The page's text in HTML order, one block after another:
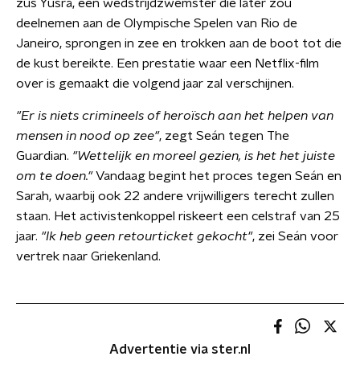
zus Yusra, een wedstrijdzwemster die later zou
deelnemen aan de Olympische Spelen van Rio de
Janeiro, sprongen in zee en trokken aan de boot tot die
de kust bereikte. Een prestatie waar een Netflix-film
over is gemaakt die volgend jaar zal verschijnen.
"Er is niets crimineels of heroïsch aan het helpen van
mensen in nood op zee", zegt Seán tegen The
Guardian. "Wettelijk en moreel gezien, is het het juiste
om te doen."Vandaag begint het proces tegen Seán en
Sarah, waarbij ook 22 andere vrijwilligers terecht zullen
staan. Het activistenkoppel riskeert een celstraf van 25
jaar. "Ik heb geen retourticket gekocht", zei Seán voor
vertrek naar Griekenland.
Advertentie via ster.nl